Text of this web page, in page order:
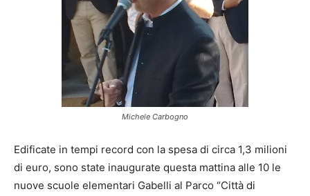
Michele Carbogno
Edificate in tempi record con la spesa di circa 1,3 milioni
di euro, sono state inaugurate questa mattina alle 10 le
nuove scuole elementari Gabelli al Parco “Città di